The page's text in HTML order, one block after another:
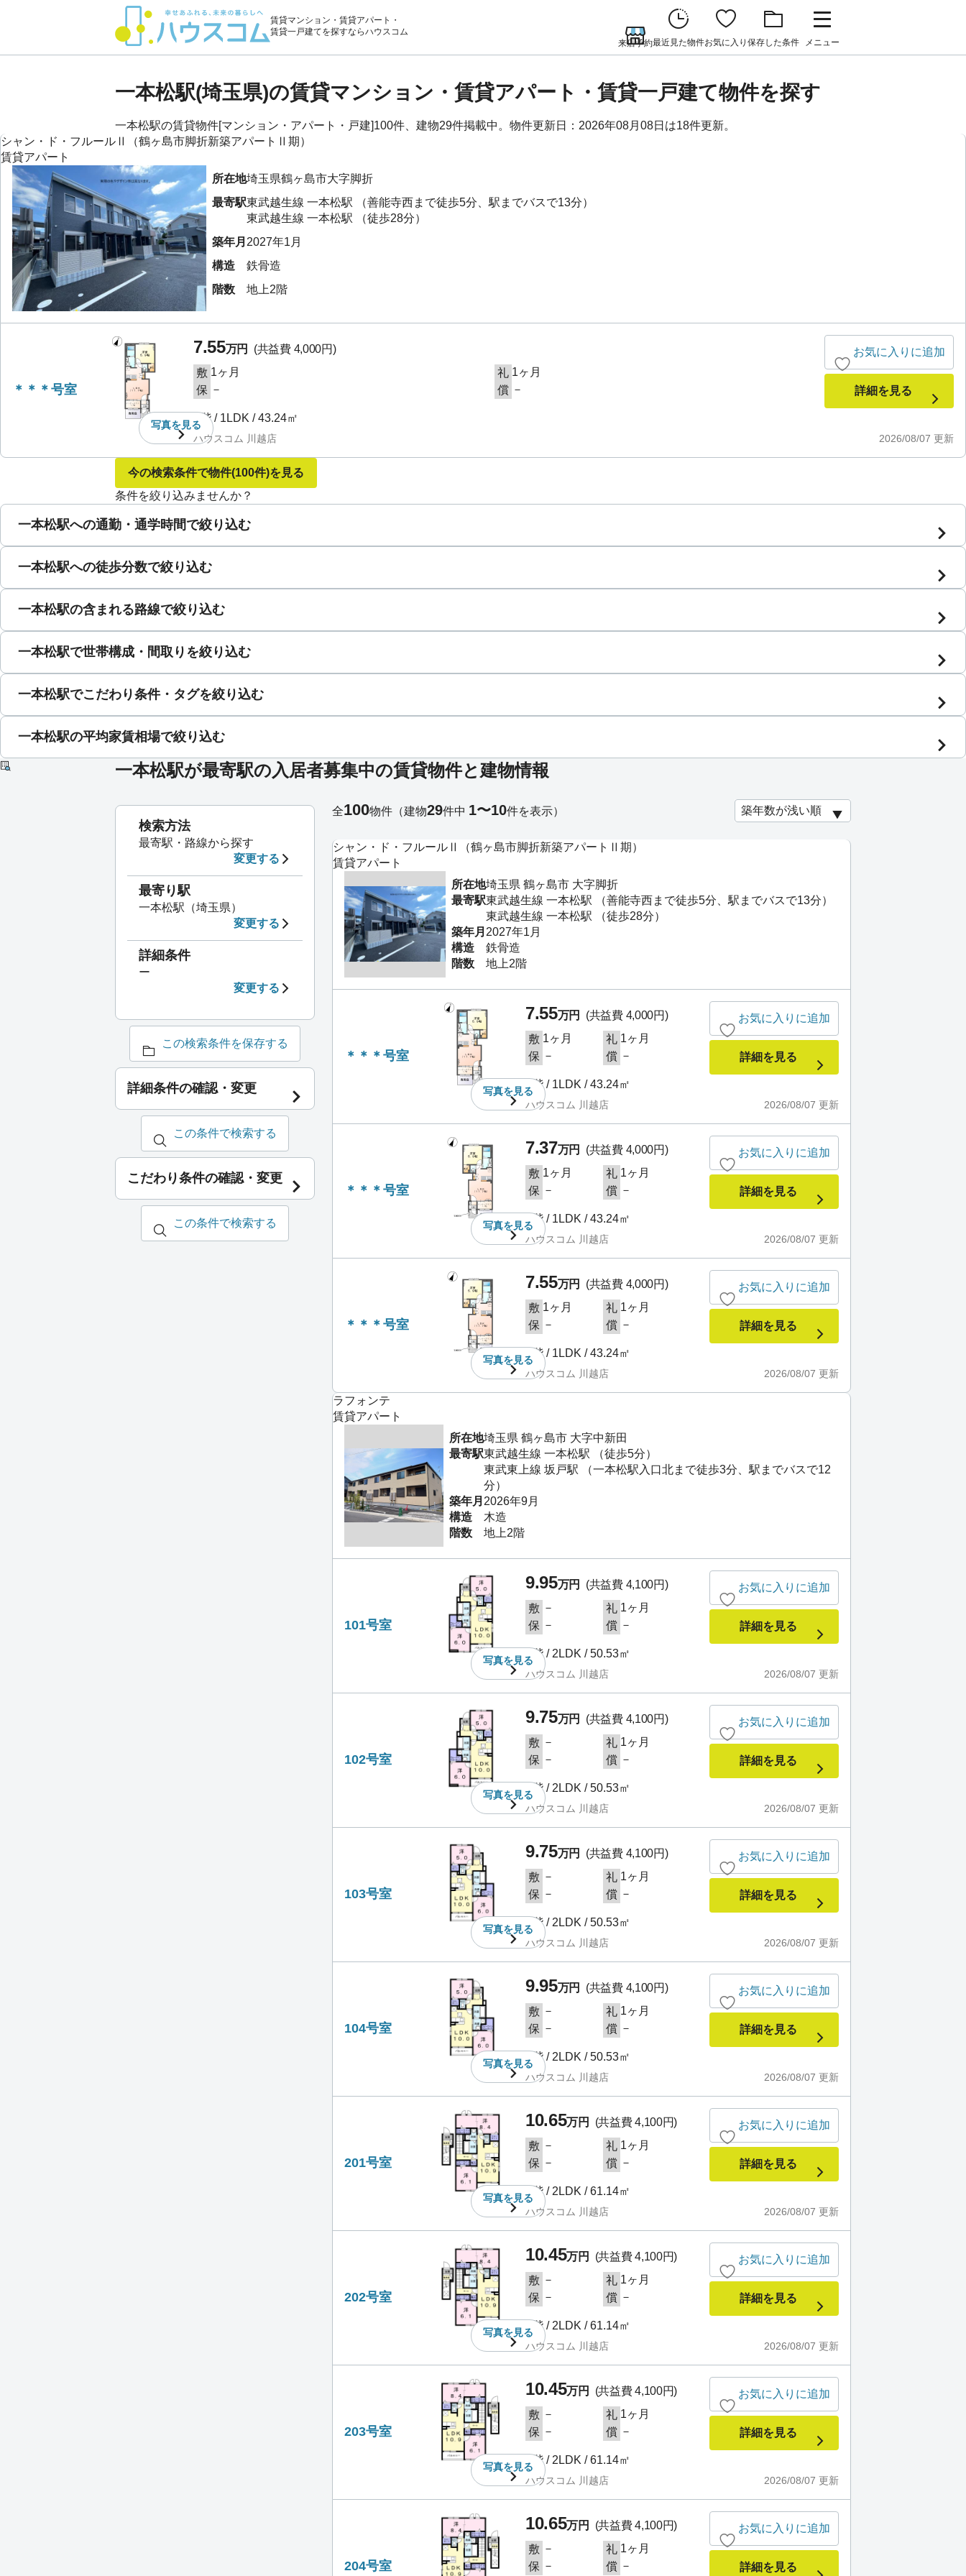
賃貸マンション・賃貸アパート・
賃貸一戸建てを探すならハウスコム
来店予約最近見た物件お気に入り 保存した条件 メニュー
一本松駅(埼玉県)の賃貸マンション・賃貸アパート・賃貸一戸建て物件を探す
一本松駅の賃貸物件[マンション・アパート・戸建]100件、建物29件掲載中。物件更新日：2026年08月08日は18件更新。
シャン・ド・フルールⅡ（鶴ヶ島市脚折新築アパートⅡ期）
賃貸アパート
所在地埼玉県鶴ヶ島市大字脚折
最寄駅東武越生線 一本松駅
（善能寺西まで徒歩5分、駅までバスで13分）
東武越生線 一本松駅
（徒歩28分）
築年月 2027年1月
構造
鉄骨造
階数
地上2階
＊＊＊号室
写真を見る
7.55万円 (共益費 4,000円)
敷 1ヶ月 礼 1ヶ月
保 － 償 －
1階/ 1LDK /43.24㎡
2026/08/07 更新
ハウスコム 川越店
お気に入りに追加
詳細を見る
今の検索条件で物件(100件)を見る
条件を絞り込みませんか？
一本松駅への通勤・通学時間で絞り込む
一本松駅への徒歩分数で絞り込む
一本松駅の含まれる路線で絞り込む
一本松駅で世帯構成・間取りを絞り込む
一本松駅でこだわり条件・タグを絞り込む
一本松駅の平均家賃相場で絞り込む
一本松駅が最寄駅の入居者募集中の賃貸物件と建物情報
シャン・ド・フルールⅡ（鶴ヶ島市脚折新築アパートⅡ期）
賃貸アパート
所在地埼玉県 鶴ヶ島市 大字脚折
最寄駅東武越生線 一本松駅 （善能寺西まで徒歩5分、駅までバスで13分）
東武越生線 一本松駅 （徒歩28分）
築年月 2027年1月
構造
鉄骨造
階数
地上2階
＊＊＊号室
写真を見る
7.55万円
(共益費 4,000円)
敷 1ヶ月 礼 1ヶ月
保 － 償 －
1階 / 1LDK / 43.24㎡
2026/08/07 更新
ハウスコム 川越店
お気に入りに追加
詳細を見る
＊＊＊号室
写真を見る
7.37万円
(共益費 4,000円)
敷 1ヶ月 礼 1ヶ月
保 － 償 －
1階 / 1LDK / 43.24㎡
2026/08/07 更新
ハウスコム 川越店
お気に入りに追加
詳細を見る
＊＊＊号室
写真を見る
7.55万円
(共益費 4,000円)
敷 1ヶ月 礼 1ヶ月
保 － 償 －
1階 / 1LDK / 43.24㎡
2026/08/07 更新
ハウスコム 川越店
お気に入りに追加
詳細を見る
ラフォンテ
賃貸アパート
所在地埼玉県 鶴ヶ島市 大字中新田
最寄駅東武越生線 一本松駅 （徒歩5分）
東武東上線 坂戸駅 （一本松駅入口北まで徒歩3分、駅までバスで12
分）
築年月 2026年9月
構造
木造
階数
地上2階
101号室
写真を見る
9.95万円
(共益費 4,100円)
敷 － 礼 1ヶ月
保 － 償 －
1階 / 2LDK / 50.53㎡
2026/08/07 更新
ハウスコム 川越店
お気に入りに追加
詳細を見る
102号室
写真を見る
9.75万円
(共益費 4,100円)
敷 － 礼 1ヶ月
保 － 償 －
1階 / 2LDK / 50.53㎡
2026/08/07 更新
ハウスコム 川越店
お気に入りに追加
詳細を見る
103号室
写真を見る
9.75万円
(共益費 4,100円)
敷 － 礼 1ヶ月
保 － 償 －
1階 / 2LDK / 50.53㎡
2026/08/07 更新
ハウスコム 川越店
お気に入りに追加
詳細を見る
104号室
写真を見る
9.95万円
(共益費 4,100円)
敷 － 礼 1ヶ月
保 － 償 －
1階 / 2LDK / 50.53㎡
2026/08/07 更新
ハウスコム 川越店
お気に入りに追加
詳細を見る
201号室
写真を見る
10.65万円
(共益費 4,100円)
敷 － 礼 1ヶ月
保 － 償 －
2階 / 2LDK / 61.14㎡
2026/08/07 更新
ハウスコム 川越店
お気に入りに追加
詳細を見る
202号室
写真を見る
10.45万円
(共益費 4,100円)
敷 － 礼 1ヶ月
保 － 償 －
2階 / 2LDK / 61.14㎡
2026/08/07 更新
ハウスコム 川越店
お気に入りに追加
詳細を見る
203号室
写真を見る
10.45万円
(共益費 4,100円)
敷 － 礼 1ヶ月
保 － 償 －
2階 / 2LDK / 61.14㎡
2026/08/07 更新
ハウスコム 川越店
お気に入りに追加
詳細を見る
204号室
10.65万円
(共益費 4,100円)
敷 － 礼 1ヶ月
保 － 償 －
お気に入りに追加
詳細を見る
全100物件 （建物29件中 1〜10件を表示）
検索方法
最寄駅・路線から探す
変更する
最寄り駅
一本松駅（埼玉県）
変更する
詳細条件
ー
変更する
この検索条件を保存する
詳細条件の確認・変更
この条件で検索する
こだわり条件の確認・変更
この条件で検索する